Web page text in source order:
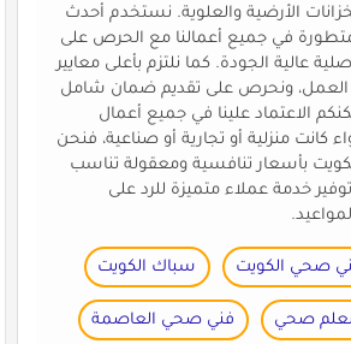
الأرضية والعلوية. نستخدم أحدث
في جميع أعمالنا مع الحرص على
عالية الجودة. كما نلتزم بأعلى معايير
العمل، ونحرص على تقديم ضمان شامل
الاعتماد علينا في جميع أعمال
منزلية أو تجارية أو صناعية، فنحن
بأسعار تنافسية ومعقولة تناسب
خدمة عملاء متميزة للرد على
صحي الكويت سباك الكويت
صحي فني صحي العاصمة